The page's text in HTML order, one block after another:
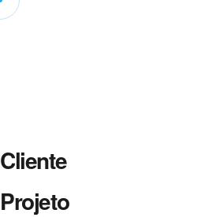
Cliente
Projeto